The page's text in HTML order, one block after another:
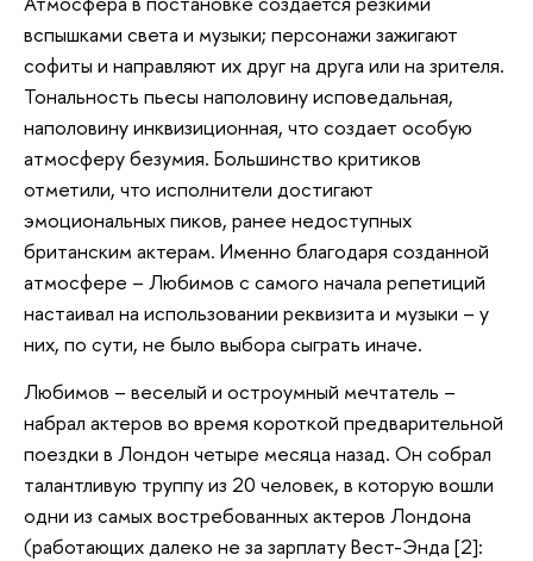
вспышками света и музыки; персонажи зажигают
софиты и направляют их друг на друга или на зрителя.
Тональность пьесы наполовину исповедальная,
наполовину инквизиционная, что создает особую
атмосферу безумия. Большинство критиков
отметили, что исполнители достигают
эмоциональных пиков, ранее недоступных
британским актерам. Именно благодаря созданной
атмосфере – Любимов с самого начала репетиций
настаивал на использовании реквизита и музыки – у
них, по сути, не было выбора сыграть иначе.
Любимов – веселый и остроумный мечтатель –
набрал актеров во время короткой предварительной
поездки в Лондон четыре месяца назад. Он собрал
талантливую труппу из 20 человек, в которую вошли
одни из самых востребованных актеров Лондона
(работающих далеко не за зарплату Вест-Энда [2]: